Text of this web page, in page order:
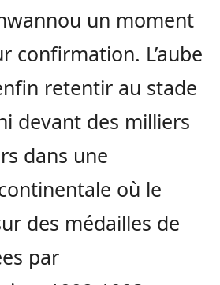
un moment
confirmation. L’aube
retentir au stade
devant des milliers
dans une
où le
des médailles de
par